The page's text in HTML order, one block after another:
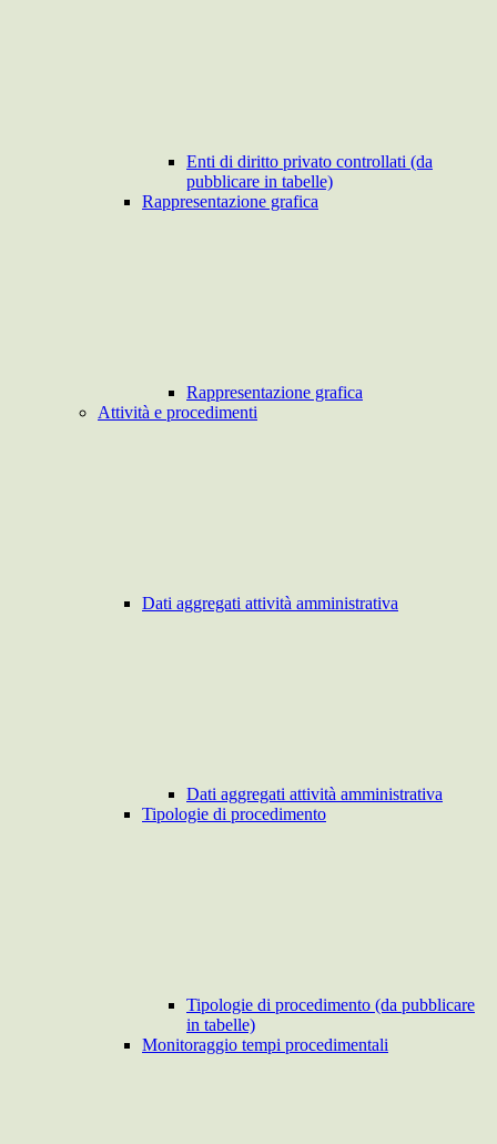
Enti di diritto privato controllati (da
pubblicare in tabelle)
Rappresentazione grafica
Rappresentazione grafica
Attività e procedimenti
Dati aggregati attività amministrativa
Dati aggregati attività amministrativa
Tipologie di procedimento
Tipologie di procedimento (da pubblicare
in tabelle)
Monitoraggio tempi procedimentali